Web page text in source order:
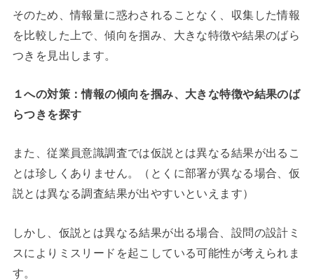
そのため、情報量に惑わされることなく、収集した情報
を比較した上で、傾向を掴み、大きな特徴や結果のばら
つきを見出します。
１への対策：情報の傾向を掴み、大きな特徴や結果のば
らつきを探す
また、従業員意識調査では仮説とは異なる結果が出るこ
とは珍しくありません。（とくに部署が異なる場合、仮
説とは異なる調査結果が出やすいといえます）
しかし、仮説とは異なる結果が出る場合、設問の設計ミ
スによりミスリードを起こしている可能性が考えられま
す。